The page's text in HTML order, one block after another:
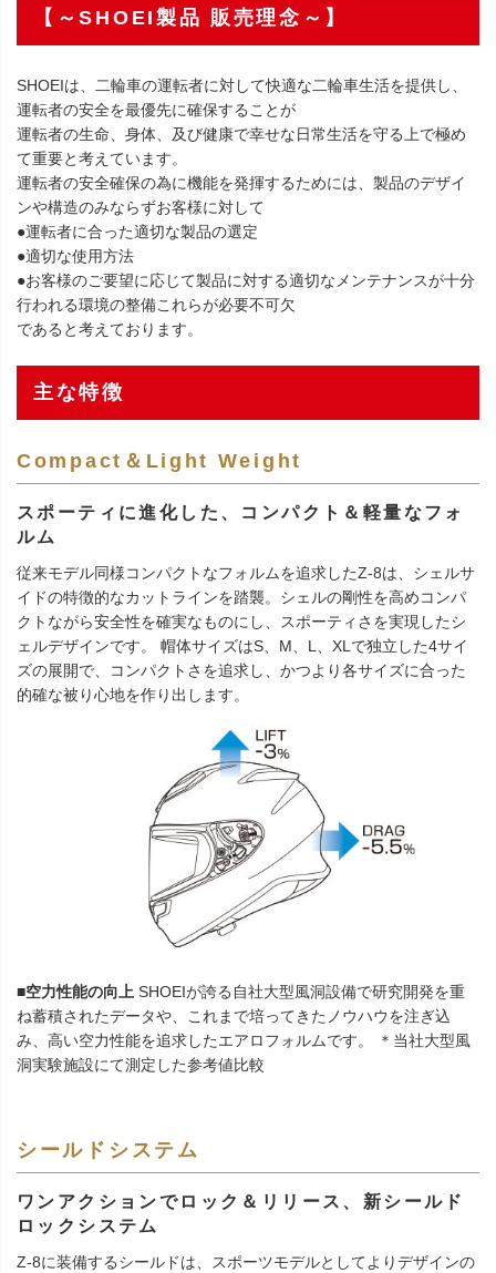
【～SHOEI製品 販売理念～】
SHOEIは、二輪車の運転者に対して快適な二輪車生活を提供し、
運転者の安全を最優先に確保することが
運転者の生命、身体、及び健康で幸せな日常生活を守る上で極め
て重要と考えています。
運転者の安全確保の為に機能を発揮するためには、製品のデザイ
ンや構造のみならずお客様に対して
●運転者に合った適切な製品の選定
●適切な使用方法
●お客様のご要望に応じて製品に対する適切なメンテナンスが十分
行われる環境の整備これらが必要不可欠
であると考えております。
主な特徴
Compact＆Light Weight
スポーティに進化した、コンパクト＆軽量なフォ
ルム
従来モデル同様コンパクトなフォルムを追求したZ-8は、シェルサ
イドの特徴的なカットラインを踏襲。シェルの剛性を高めコンパ
クトながら安全性を確実なものにし、スポーティさを実現したシ
ェルデザインです。 帽体サイズはS、M、L、XLで独立した4サイ
ズの展開で、コンパクトさを追求し、かつより各サイズに合った
的確な被り心地を作り出します。
■空力性能の向上 SHOEIが誇る自社大型風洞設備で研究開発を重
ね蓄積されたデータや、これまで培ってきたノウハウを注ぎ込
み、高い空力性能を追求したエアロフォルムです。 ＊当社大型風
洞実験施設にて測定した参考値比較
シールドシステム
ワンアクションでロック＆リリース、新シールド
ロックシステム
Z-8に装備するシールドは、スポーツモデルとしてよりデザインの